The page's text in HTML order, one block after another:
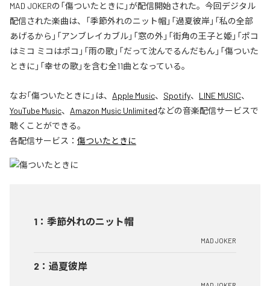
MAD JOKERの「傷ついたときに」が配信開始された。今回デジタル
配信された楽曲は、「季節外れのニット帽」「過夏彼岸」「私の全部
あげるから」「アンブレイカブル」「窓の外」「街角の王子と姫」「ポコ
はミコ ミコはポコ」「雨の歌」「だって沈んでるんだもん」「傷ついた
ときに」「幸せの歌」を含む全11曲となっている。
なお「傷ついたときに 」は、 Apple Music、 Spotify、 LINE MUSIC、
YouTube Music、 Amazon Music Unlimitedなどの音楽配信サービスで
聴くことができる。
各配信サービス： 傷ついたときに
1 ： 季節外れのニット帽
MAD JOKER
2 ： 過夏彼岸